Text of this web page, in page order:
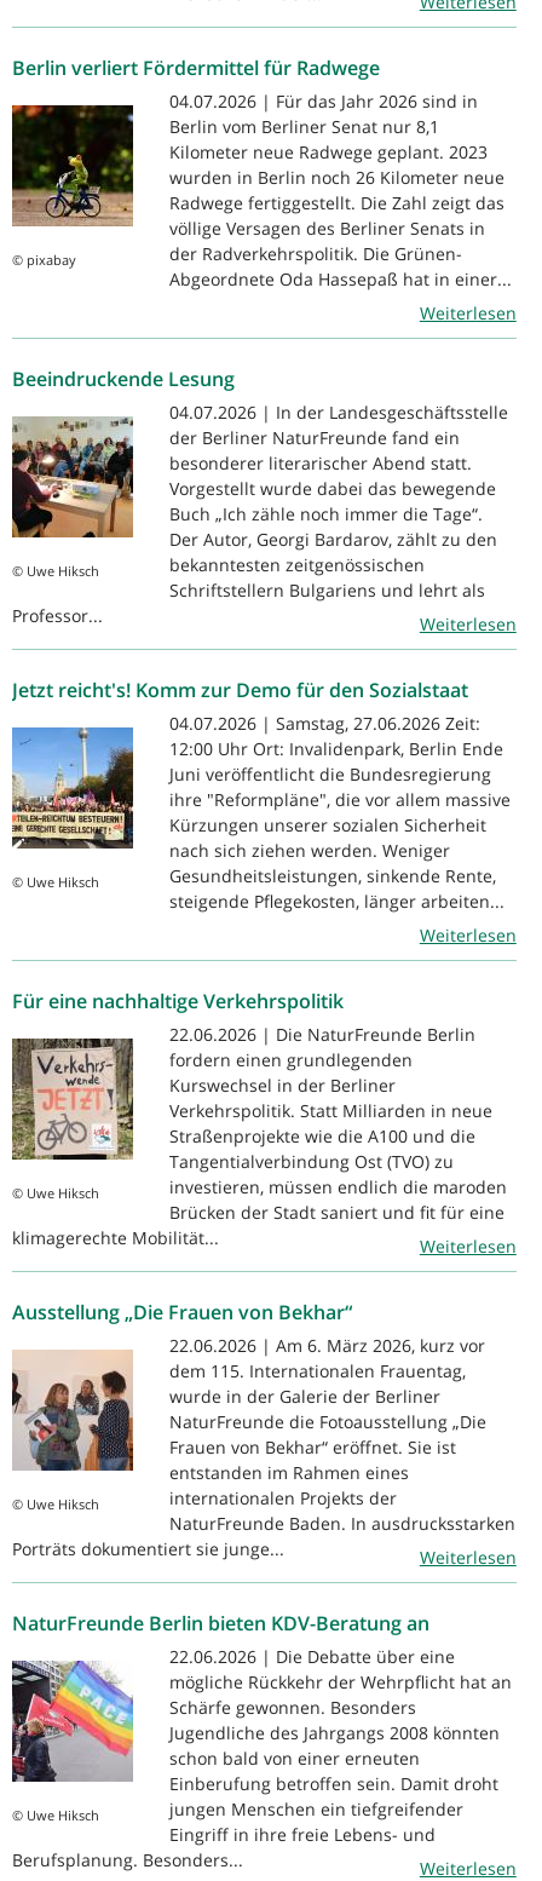
Berlin verliert Fördermittel für Radwege
© pixabay
04.07.2026 | Für das Jahr 2026 sind in
Berlin vom Berliner Senat nur 8,1
Kilometer neue Radwege geplant. 2023
wurden in Berlin noch 26 Kilometer neue
Radwege fertiggestellt. Die Zahl zeigt das
völlige Versagen des Berliner Senats in
der Radverkehrspolitik. Die Grünen-
Abgeordnete Oda Hassepaß hat in einer...
Weiterlesen
Beeindruckende Lesung
© Uwe Hiksch
04.07.2026 | In der Landesgeschäftsstelle
der Berliner NaturFreunde fand ein
besonderer literarischer Abend statt.
Vorgestellt wurde dabei das bewegende
Buch „Ich zähle noch immer die Tage“.
Der Autor, Georgi Bardarov, zählt zu den
bekanntesten zeitgenössischen
Schriftstellern Bulgariens und lehrt als
Professor...
Weiterlesen
Jetzt reicht's! Komm zur Demo für den Sozialstaat
© Uwe Hiksch
04.07.2026 | Samstag, 27.06.2026 Zeit:
12:00 Uhr Ort: Invalidenpark, Berlin Ende
Juni veröffentlicht die Bundesregierung
ihre "Reformpläne", die vor allem massive
Kürzungen unserer sozialen Sicherheit
nach sich ziehen werden. Weniger
Gesundheitsleistungen, sinkende Rente,
steigende Pflegekosten, länger arbeiten...
Weiterlesen
Für eine nachhaltige Verkehrspolitik
© Uwe Hiksch
22.06.2026 | Die NaturFreunde Berlin
fordern einen grundlegenden
Kurswechsel in der Berliner
Verkehrspolitik. Statt Milliarden in neue
Straßenprojekte wie die A100 und die
Tangentialverbindung Ost (TVO) zu
investieren, müssen endlich die maroden
Brücken der Stadt saniert und fit für eine
klimagerechte Mobilität...
Weiterlesen
Ausstellung „Die Frauen von Bekhar“
© Uwe Hiksch
22.06.2026 | Am 6. März 2026, kurz vor
dem 115. Internationalen Frauentag,
wurde in der Galerie der Berliner
NaturFreunde die Fotoausstellung „Die
Frauen von Bekhar“ eröffnet. Sie ist
entstanden im Rahmen eines
internationalen Projekts der
NaturFreunde Baden. In ausdrucksstarken
Porträts dokumentiert sie junge...
Weiterlesen
NaturFreunde Berlin bieten KDV-Beratung an
© Uwe Hiksch
22.06.2026 | Die Debatte über eine
mögliche Rückkehr der Wehrpflicht hat an
Schärfe gewonnen. Besonders
Jugendliche des Jahrgangs 2008 könnten
schon bald von einer erneuten
Einberufung betroffen sein. Damit droht
jungen Menschen ein tiefgreifender
Eingriff in ihre freie Lebens- und
Berufsplanung. Besonders...
Weiterlesen